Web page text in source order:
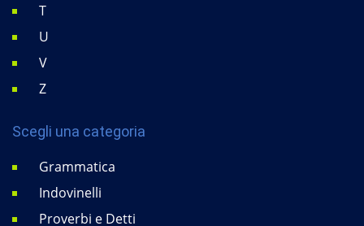
T
U
V
Z
Scegli una categoria
Grammatica
Indovinelli
Proverbi e Detti